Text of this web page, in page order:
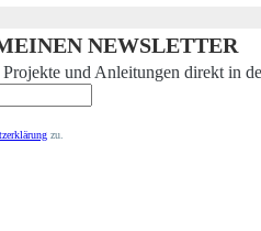
NEWSLETTER
und Anleitungen direkt in
zu.